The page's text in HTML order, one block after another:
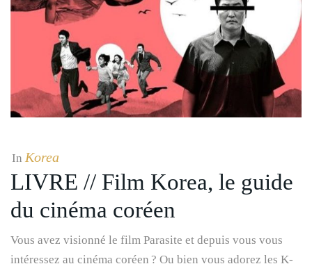
In Korea
LIVRE // Film Korea, le guide
du cinéma coréen
Vous avez visionné le film Parasite et depuis vous vous
intéressez au cinéma coréen ? Ou bien vous adorez les K-